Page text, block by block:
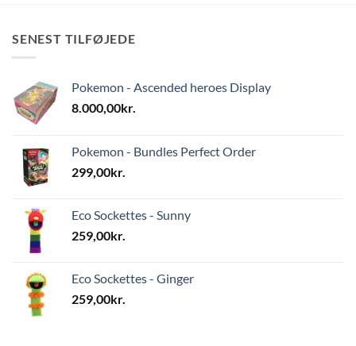
SENEST TILFØJEDE
Pokemon - Ascended heroes Display
8.000,00kr.
Pokemon - Bundles Perfect Order
299,00kr.
Eco Sockettes - Sunny
259,00kr.
Eco Sockettes - Ginger
259,00kr.